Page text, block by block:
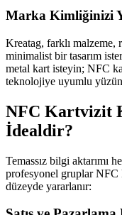
Marka Kimliğinizi
Kreatag, farklı malzeme,
minimalist bir tasarım
metal kart isteyin; NFC
teknolojiye uyumlu
NFC Kartvizit
İdealdir?
Temassız bilgi aktarımı
profesyonel gruplar NFC
düzeyde yararlanır: